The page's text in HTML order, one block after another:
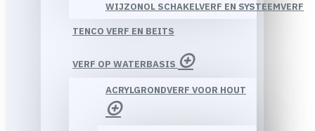
WIJZONOL SCHAKELVERF EN SYSTEEMVERF
TENCO VERF EN BEITS
VERF OP WATERBASIS
ACRYLGRONDVERF VOOR HOUT